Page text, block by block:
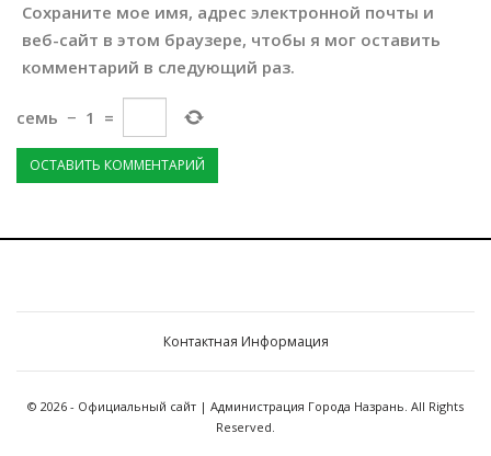
Сохраните мое имя, адрес электронной почты и
веб-сайт в этом браузере, чтобы я мог оставить
комментарий в следующий раз.
семь − 1 =
Контактная Информация
© 2026 - Официальный сайт | Администрация Города Назрань. All Rights
Reserved.